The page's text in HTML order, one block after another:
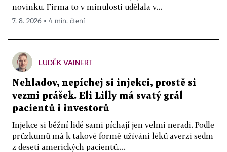
novinku. Firma to v minulosti udělala v...
7. 8. 2026 ▪ 4 min. čtení
LUDĚK VAINERT
Nehladov, nepíchej si injekci, prostě si
vezmi prášek. Eli Lilly má svatý grál
pacientů i investorů
Injekce si běžní lidé sami píchají jen velmi neradi. Podle
průzkumů má k takové formě užívání léků averzi sedm
z deseti amerických pacientů....